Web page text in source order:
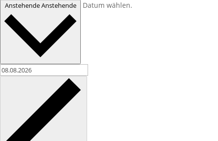
AnstehendeAnstehende Datum wählen.